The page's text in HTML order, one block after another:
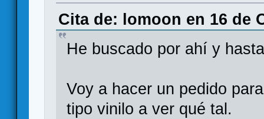
Cita de: lomoon en 16 de
He buscado por ahí y
Voy a hacer un pedido
tipo vinilo a ver qué tal.